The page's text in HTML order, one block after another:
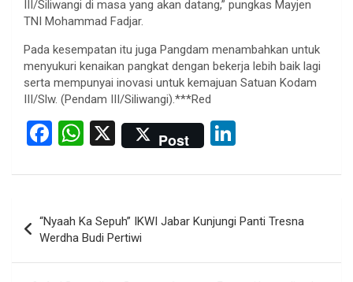
III/Siliwangi di masa yang akan datang,” pungkas Mayjen
TNI Mohammad Fadjar.
Pada kesempatan itu juga Pangdam menambahkan untuk
menyukuri kenaikan pangkat dengan bekerja lebih baik lagi
serta mempunyai inovasi untuk kemajuan Satuan Kodam
III/Slw. (Pendam III/Siliwangi).***Red
F
ce
o
o
W
at
s
A
p
X Post
ke
dI
n
navigation
“Nyaah Ka Sepuh” IKWI Jabar Kunjungi Panti Tresna
Werdha Budi Pertiwi